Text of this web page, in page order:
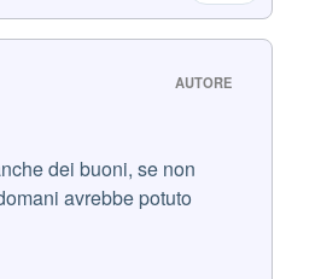
AUTORE
dei buoni, se non
avrebbe potuto